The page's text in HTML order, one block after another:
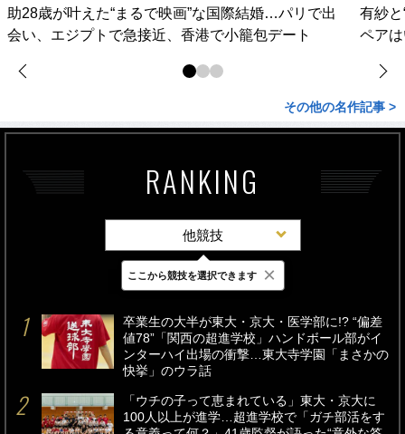
助28歳が叶えた“まるで映画”な国際結婚…パリで出
会い、エジプトで急接近、香港で小籠包デート
有紗
ペア
その他の名作記事 >
RANKING
他競技
最新 24時間 週間
卒業生の大半が東大・京大・医学部に!? “偏差
値78”「関西の超進学校」ハンドボール部がイ
ンターハイ出場の衝撃…東大寺学園「まさかの
快挙」のウラ話
「ウチの子って恵まれている」東大・京大に
100人以上が進学…超進学校で「ガチ部活をす
ここから競技を選択できます ×